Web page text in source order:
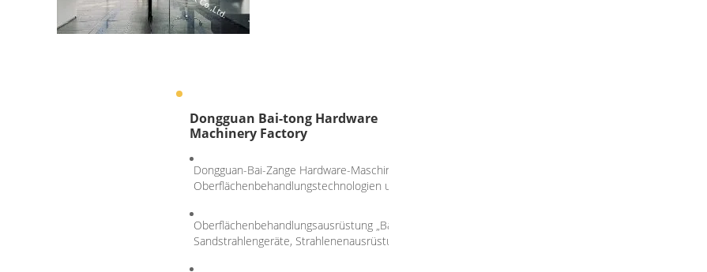
Dongguan Bai-tong Hardware
Machinery Factory
Dongguan-Bai-Zange Hardware-Maschinerie-Fabrik nimmt an der Entwicklung von
Oberflächenbehandlungstechnologien und -ausrüstung teil. Nach einem fast Jahrzehnt von e
Oberflächenbehandlungsausrüstung „Baitong“, insgesamt hundert Arten, schließen die trockenen/nassen
Sandstrahlengeräte, Strahlenenausrüstung, die Poliermittel ein und polieren